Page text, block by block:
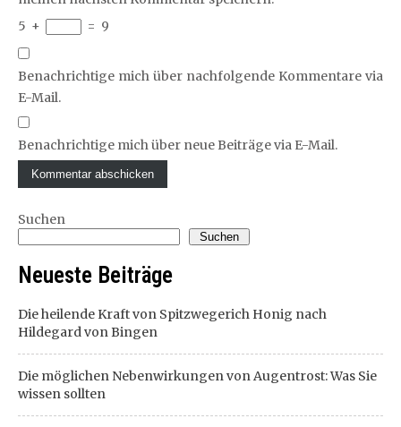
5 + = 9
Benachrichtige mich über nachfolgende Kommentare via
E-Mail.
Benachrichtige mich über neue Beiträge via E-Mail.
Suchen
Suchen
Neueste Beiträge
Die heilende Kraft von Spitzwegerich Honig nach
Hildegard von Bingen
Die möglichen Nebenwirkungen von Augentrost: Was Sie
wissen sollten